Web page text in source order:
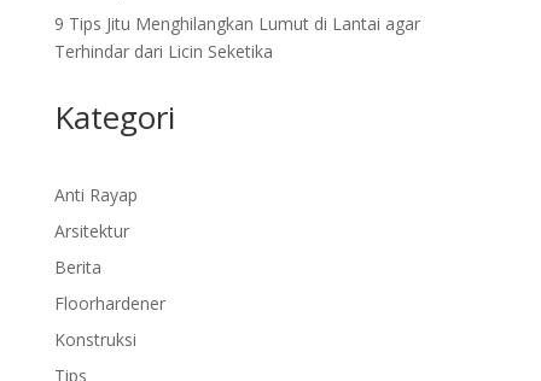
9 Tips Jitu Menghilangkan Lumut di Lantai agar
Terhindar dari Licin Seketika
Kategori
Anti Rayap
Arsitektur
Berita
Floorhardener
Konstruksi
Tips